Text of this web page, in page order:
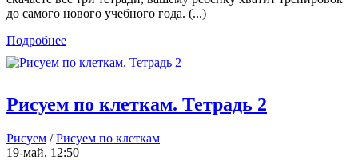
до самого нового учебного года. (...)
Подробнее
Рисуем по клеткам. Тетрадь 2
Рисуем /Рисуем по клеткам
19-май, 12:50